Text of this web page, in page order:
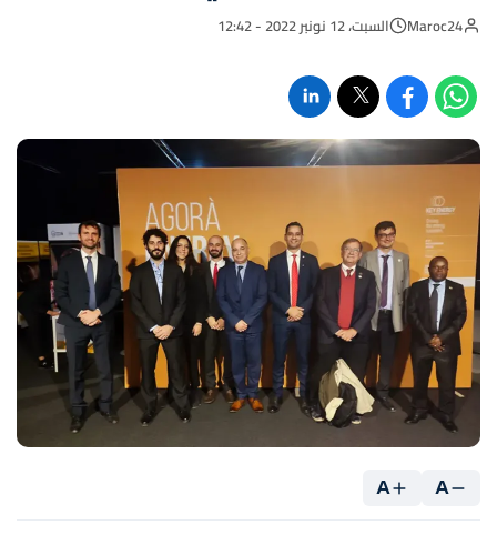
Maroc24 السبت، 12 نونبر 2022 - 12:42
A
A